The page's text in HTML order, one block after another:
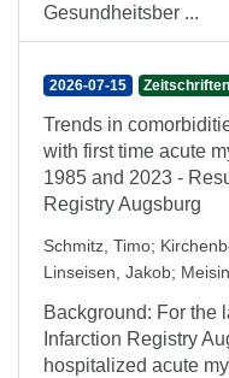
Gesundheitsber ...
2026-07-15
Trends in
with first time acute
1985 and 2023 -
Registry Augsburg
Schmitz, Timo;
Linseisen, Jakob;
Background: For the
Infarction Registry
hospitalized acute